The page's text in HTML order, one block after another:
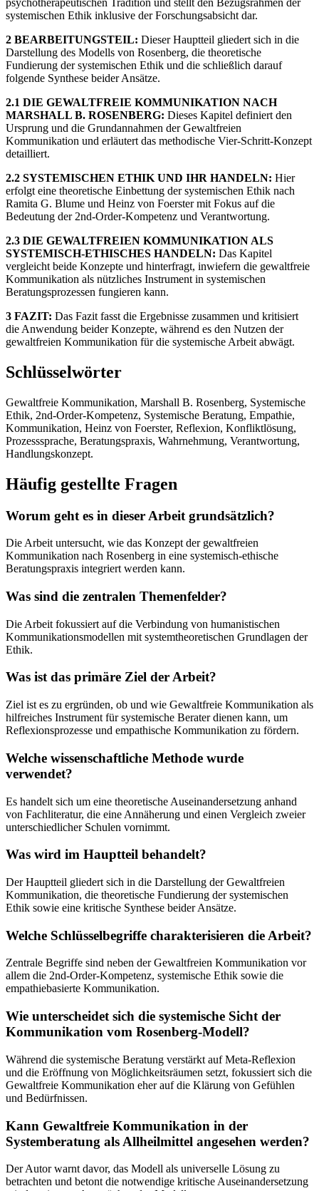
psychotherapeutischen Tradition und stellt den Bezugsrahmen der
systemischen Ethik inklusive der Forschungsabsicht dar.
2 BEARBEITUNGSTEIL: Dieser Hauptteil gliedert sich in die
Darstellung des Modells von Rosenberg, die theoretische
Fundierung der systemischen Ethik und die schließlich darauf
folgende Synthese beider Ansätze.
2.1 DIE GEWALTFREIE KOMMUNIKATION NACH
MARSHALL B. ROSENBERG: Dieses Kapitel definiert den
Ursprung und die Grundannahmen der Gewaltfreien
Kommunikation und erläutert das methodische Vier-Schritt-Konzept
detailliert.
2.2 SYSTEMISCHEN ETHIK UND IHR HANDELN: Hier
erfolgt eine theoretische Einbettung der systemischen Ethik nach
Ramita G. Blume und Heinz von Foerster mit Fokus auf die
Bedeutung der 2nd-Order-Kompetenz und Verantwortung.
2.3 DIE GEWALTFREIEN KOMMUNIKATION ALS
SYSTEMISCH-ETHISCHES HANDELN: Das Kapitel
vergleicht beide Konzepte und hinterfragt, inwiefern die gewaltfreie
Kommunikation als nützliches Instrument in systemischen
Beratungsprozessen fungieren kann.
3 FAZIT: Das Fazit fasst die Ergebnisse zusammen und kritisiert
die Anwendung beider Konzepte, während es den Nutzen der
gewaltfreien Kommunikation für die systemische Arbeit abwägt.
Schlüsselwörter
Gewaltfreie Kommunikation, Marshall B. Rosenberg, Systemische
Ethik, 2nd-Order-Kompetenz, Systemische Beratung, Empathie,
Kommunikation, Heinz von Foerster, Reflexion, Konfliktlösung,
Prozesssprache, Beratungspraxis, Wahrnehmung, Verantwortung,
Handlungskonzept.
Häufig gestellte Fragen
Worum geht es in dieser Arbeit grundsätzlich?
Die Arbeit untersucht, wie das Konzept der gewaltfreien
Kommunikation nach Rosenberg in eine systemisch-ethische
Beratungspraxis integriert werden kann.
Was sind die zentralen Themenfelder?
Die Arbeit fokussiert auf die Verbindung von humanistischen
Kommunikationsmodellen mit systemtheoretischen Grundlagen der
Ethik.
Was ist das primäre Ziel der Arbeit?
Ziel ist es zu ergründen, ob und wie Gewaltfreie Kommunikation als
hilfreiches Instrument für systemische Berater dienen kann, um
Reflexionsprozesse und empathische Kommunikation zu fördern.
Welche wissenschaftliche Methode wurde
verwendet?
Es handelt sich um eine theoretische Auseinandersetzung anhand
von Fachliteratur, die eine Annäherung und einen Vergleich zweier
unterschiedlicher Schulen vornimmt.
Was wird im Hauptteil behandelt?
Der Hauptteil gliedert sich in die Darstellung der Gewaltfreien
Kommunikation, die theoretische Fundierung der systemischen
Ethik sowie eine kritische Synthese beider Ansätze.
Welche Schlüsselbegriffe charakterisieren die Arbeit?
Zentrale Begriffe sind neben der Gewaltfreien Kommunikation vor
allem die 2nd-Order-Kompetenz, systemische Ethik sowie die
empathiebasierte Kommunikation.
Wie unterscheidet sich die systemische Sicht der
Kommunikation vom Rosenberg-Modell?
Während die systemische Beratung verstärkt auf Meta-Reflexion
und die Eröffnung von Möglichkeitsräumen setzt, fokussiert sich die
Gewaltfreie Kommunikation eher auf die Klärung von Gefühlen
und Bedürfnissen.
Kann Gewaltfreie Kommunikation in der
Systemberatung als Allheilmittel angesehen werden?
Der Autor warnt davor, das Modell als universelle Lösung zu
betrachten und betont die notwendige kritische Auseinandersetzung